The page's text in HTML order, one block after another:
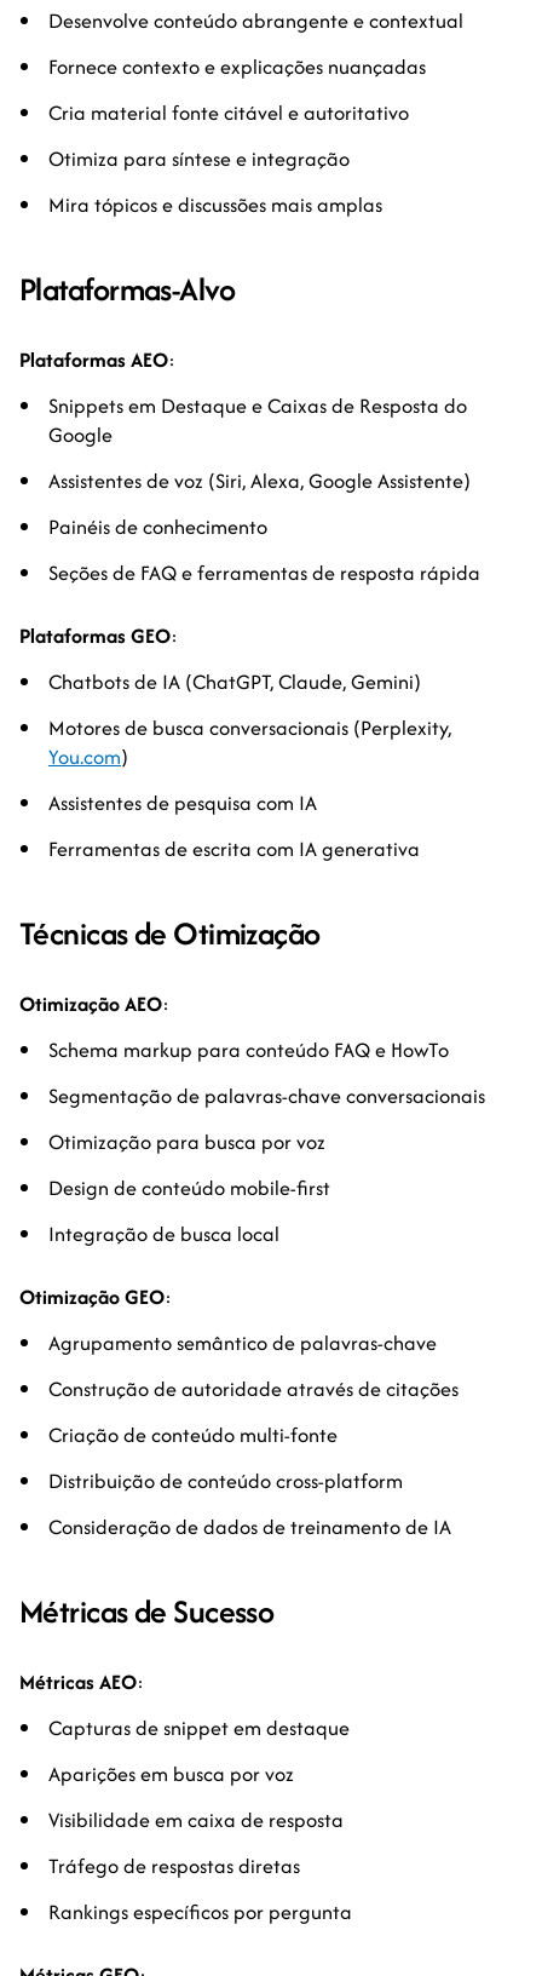
Desenvolve conteúdo abrangente e contextual
Fornece contexto e explicações nuançadas
Cria material fonte citável e autoritativo
Otimiza para síntese e integração
Mira tópicos e discussões mais amplas
Plataformas-Alvo
Plataformas AEO:
Snippets em Destaque e Caixas de Resposta do
Google
Assistentes de voz (Siri, Alexa, Google Assistente)
Painéis de conhecimento
Seções de FAQ e ferramentas de resposta rápida
Plataformas GEO:
Chatbots de IA (ChatGPT, Claude, Gemini)
Motores de busca conversacionais (Perplexity,
You.com)
Assistentes de pesquisa com IA
Ferramentas de escrita com IA generativa
Técnicas de Otimização
Otimização AEO:
Schema markup para conteúdo FAQ e HowTo
Segmentação de palavras-chave conversacionais
Otimização para busca por voz
Design de conteúdo mobile-first
Integração de busca local
Otimização GEO:
Agrupamento semântico de palavras-chave
Construção de autoridade através de citações
Criação de conteúdo multi-fonte
Distribuição de conteúdo cross-platform
Consideração de dados de treinamento de IA
Métricas de Sucesso
Métricas AEO:
Capturas de snippet em destaque
Aparições em busca por voz
Visibilidade em caixa de resposta
Tráfego de respostas diretas
Rankings específicos por pergunta